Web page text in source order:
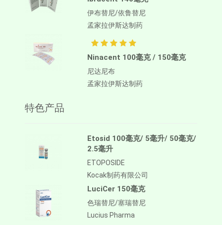
伊布替尼/依鲁替尼
孟家拉伊斯达制药
Ninacent 100毫克 / 150毫克
尼达尼布
孟家拉伊斯达制药
特色产品
Etosid 100毫克/ 5毫升/ 50毫克/
2.5毫升
ETOPOSIDE
Kocak制药有限公司
LuciCer 150毫克
色瑞替尼/塞瑞替尼
Lucius Pharma